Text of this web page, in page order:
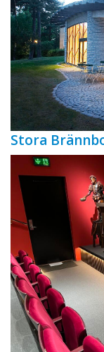
Stora